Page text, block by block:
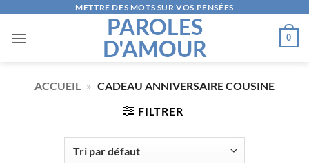
contenu
METTRE DES MOTS SUR VOS PENSÉES
PAROLES
D'AMOUR
0
ACCUEIL » CADEAU ANNIVERSAIRE COUSINE
FILTRER